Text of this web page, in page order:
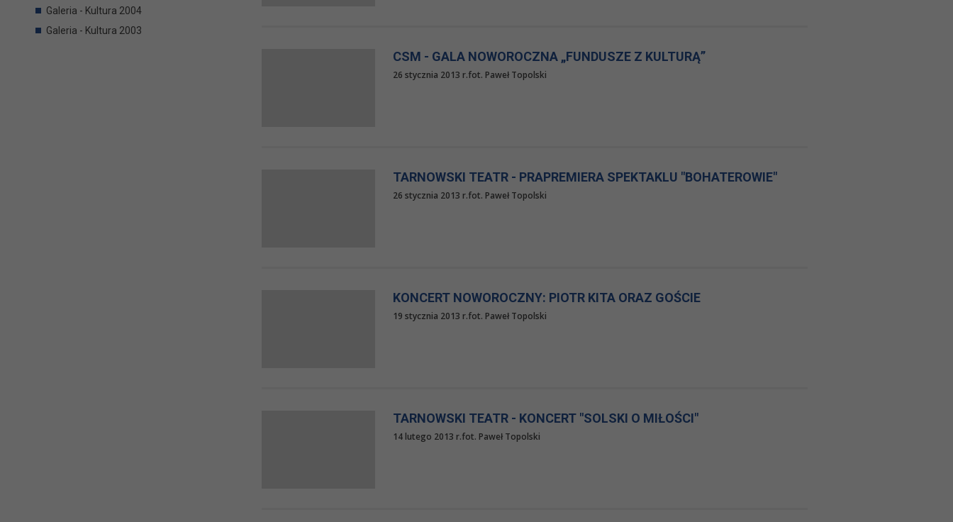
Galeria - Kultura 2004
Galeria - Kultura 2003
CSM - GALA NOWOROCZNA „FUNDUSZE Z KULTURĄ”
26 stycznia 2013 r.fot. Paweł Topolski
TARNOWSKI TEATR - PRAPREMIERA SPEKTAKLU "BOHATEROWIE"
26 stycznia 2013 r.fot. Paweł Topolski
KONCERT NOWOROCZNY: PIOTR KITA ORAZ GOŚCIE
19 stycznia 2013 r.fot. Paweł Topolski
TARNOWSKI TEATR - KONCERT "SOLSKI O MIŁOŚCI"
14 lutego 2013 r.fot. Paweł Topolski